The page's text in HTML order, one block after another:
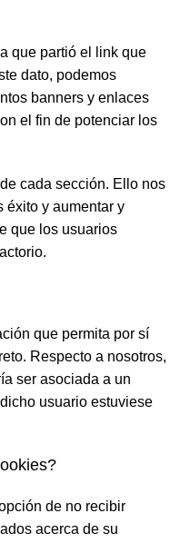
que partió el link que
dato, podemos
banners y enlaces
el fin de potenciar los
cada sección. Ello nos
éxito y aumentar y
que los usuarios
que permita por sí
Respecto a nosotros,
ser asociada a un
usuario estuviese
de no recibir
acerca de su